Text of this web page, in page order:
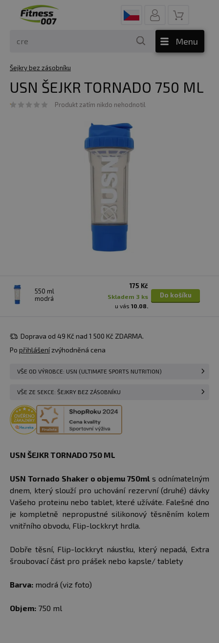
Menu
Šejkry bez zásobníku
USN ŠEJKR TORNADO 750 ML
Produkt zatím nikdo nehodnotil
550 ml
modrá
175 Kč
skladem 3 ks
u vás 10.08.
Do košíku
Doprava od 49 Kč nad 1 500 Kč ZDARMA.
Po přihlášenízvýhodněná cena
VŠE OD VÝROBCE: USN (ULTIMATE SPORTS NUTRITION)
VŠE ZE SEKCE: ŠEJKRY BEZ ZÁSOBNÍKU
USN ŠEJKR TORNADO 750 ML
USN Tornado Shaker o objemu 750ml s odnímatelným
dnem, který slouží pro uchování rezervní (druhé) dávky
Vašeho proteinu nebo tablet, které užíváte. Falešné dno
je kompletně nepropustné silikonový těsněním kolem
vnitřního obvodu, Flip-lockkryt hrdla.
Dobře těsní, Flip-lockkryt náustku, který nepadá, Extra
šroubovací část pro prášek nebo kapsle/ tablety
Barva: modrá (viz foto)
Objem: 750 ml